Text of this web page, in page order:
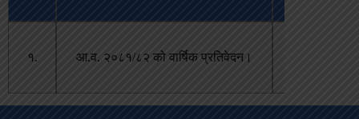
१. आ.व. २०८१/८२ को वार्षिक प्रतिवेदन।